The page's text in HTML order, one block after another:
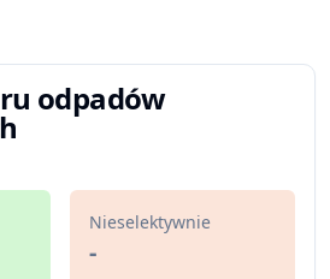
odpadów
Nieselektywnie
-